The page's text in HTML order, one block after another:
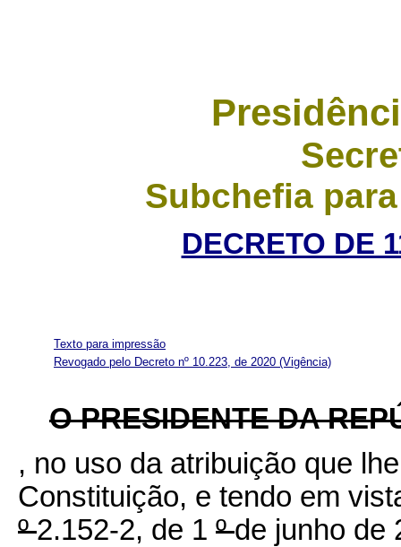
Subchefia
DECRETO DE
Texto para impressão
Revogado pelo Decreto nº 10.223, de 2020 (Vigência)
O PRESIDENTE DA
, no uso da atribuição que
Constituição, e tendo em
º2.152-2, de 1 ºde junho de